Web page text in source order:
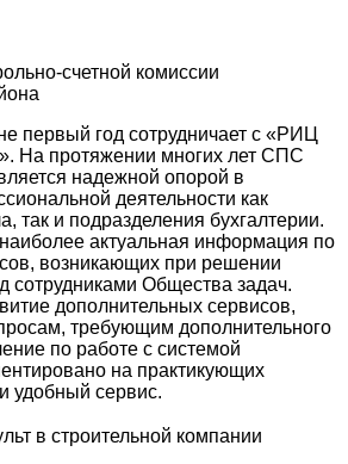
счетной комиссии
первый год сотрудничает с «РИЦ
На протяжении многих лет СПС
надежной опорой в
деятельности как
так и подразделения бухгалтерии.
актуальная информация по
возникающих при решении
сотрудниками Общества задач.
дополнительных сервисов,
требующим дополнительного
по работе с системой
на практикующих
удобный сервис.
в строительной компании